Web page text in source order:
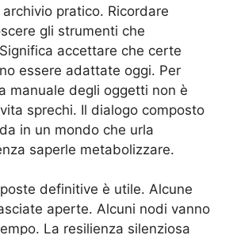
pratico. Ricordare
gli strumenti che
accettare che certe
essere adattate oggi. Per
manuale degli oggetti non è
sprechi. Il dialogo composto
in un mondo che urla
saperle metabolizzare.
definitive è utile. Alcune
aperte. Alcuni nodi vanno
La resilienza silenziosa